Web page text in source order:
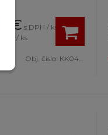
€ s DPH / ks
/ ks
Obj. čislo: KK049 L